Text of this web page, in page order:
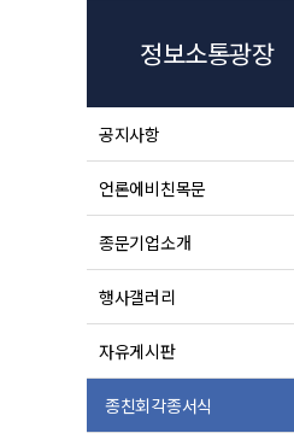
정보소통광장
공지사항
언론에비친목문
종문기업소개
행사갤러리
자유게시판
종친회각종서식